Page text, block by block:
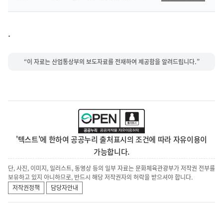
.
“이 자료는 산업통상부의 보도자료를 전재하여 제공함을 알려드립니다.”
'텍스트'에 한하여 공공누리 출처표시의 조건에 따라 자유이용이
가능합니다.
단, 사진, 이미지, 일러스트, 동영상 등의 일부 자료는 문화체육관광부가 저작권 전부를
보유하고 있지 아니하므로, 반드시 해당 저작권자의 허락을 받으셔야 합니다.
저작권정책
담당자안내